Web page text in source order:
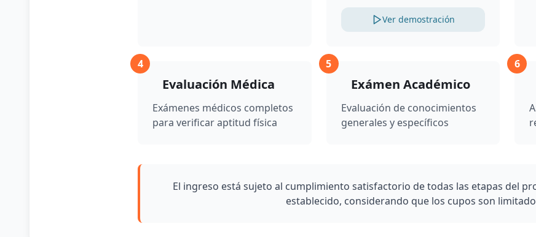
Fotocopia DNI certificada
Fotocopia certificada de Título secundario o certificado analítico
Presencial. Comisaría cercana al domicilio
Acreditar buena conducta y ausencia de actuaciones sumarias.
Documentación adicional
Constancia de Ausencia de Sumario Administrativo. Emitida por el Área de Asuntos Internos.
Ver demostración
4
Evaluación Médica
Exámenes médicos completos
para verificar aptitud física
5
Exámen Académico
Evaluación de conocimientos
generales y específicos
6
El ingreso está sujeto al cumplimiento satisfactorio de todas las etapas del
establecido, considerando que los cupos son